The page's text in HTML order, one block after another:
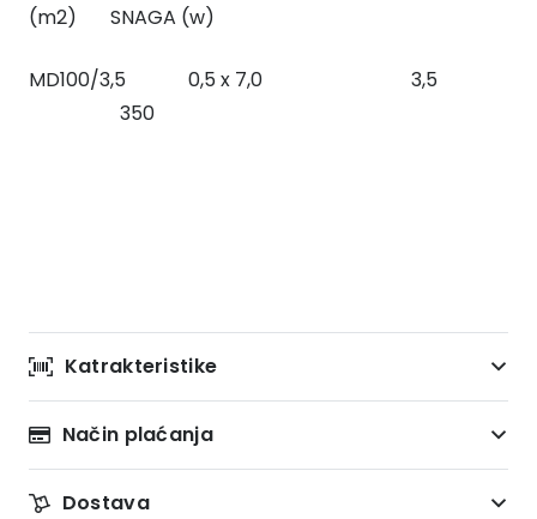
(m2) SNAGA (w)
MD100/3,5 0,5 x 7,0 3,5
350
Katrakteristike
Način plaćanja
Dostava